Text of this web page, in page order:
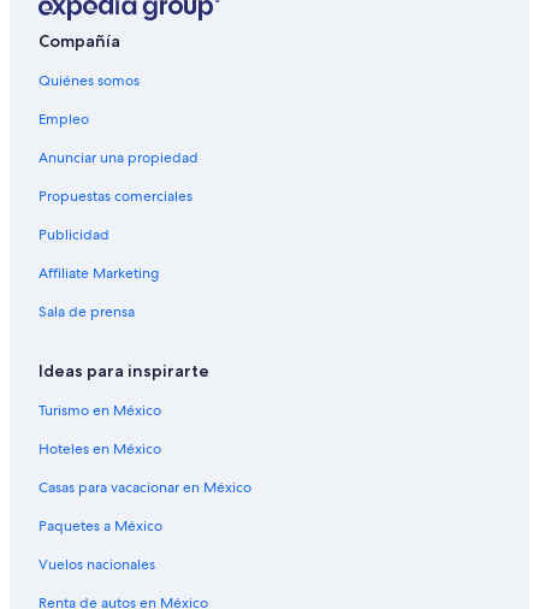
Pensiones en Faaa
Casas vacacionales en Islas de Barlovento
Resorts en Islas de Barlovento
Apart-Hoteles en Papeete
Casas de huéspedes en Papeete
Casas vacacionales en Papeete
Centros vacacionales en Papeete
Resorts en Papeete
Hostales en Papeete
Hoteles Cápsula en Papeete
Hilton Hotels en Papeete
Hoteles con casino en Papeete
Hoteles de golf en Papeete
Compañía
Quiénes somos
Empleo
Anunciar una propiedad
Propuestas comerciales
Publicidad
Affiliate Marketing
Sala de prensa
Ideas para inspirarte
Turismo en México
Hoteles en México
Casas para vacacionar en México
Paquetes a México
Vuelos nacionales
Renta de autos en México